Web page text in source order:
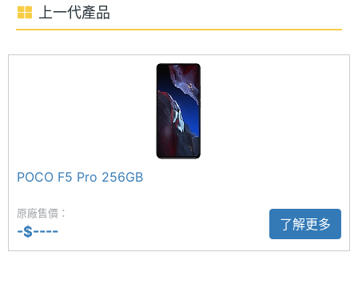
主相機 + 800 萬畫素 120 度超廣角鏡頭，主相機具備
OIS 光學防手震、 EIS 數位防手震功能，拍攝時有效
減少影像模糊感。支援 P3 廣色域，新升級的背景模糊
人像與運動抓拍，能夠快速捕捉美麗人像與移動物
體，搭配全新 AI 編輯功能，創造更多作品；前置
2,000 萬畫素自拍鏡頭，具備 AI 臉部辨識功能。
POCO F6 功能特色
記憶體
LPDDR5X
量
顯示螢幕
上一代產品
POCO F5 Pro 256GB
原廠售價：
-$---- 了解更多